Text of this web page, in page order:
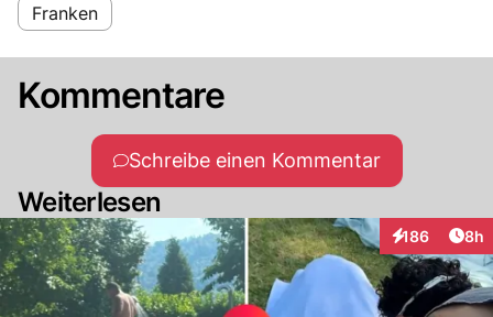
Franken
Kommentare
Schreibe einen Kommentar
Weiterlesen
186
Interaktionen
8h